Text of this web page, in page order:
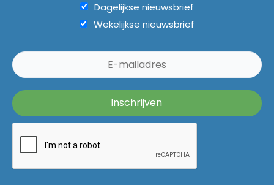
Dagelijkse nieuwsbrief
Wekelijkse nieuwsbrief